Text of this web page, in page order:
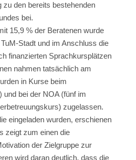
zu den bereits bestehenden
bei.
15,9 % der Beratenen wurde
Stadt und im Anschluss die
finanzierten Sprachkursplätzen
nahmen tatsächlich am
in Kurse beim
und bei der NOA (fünf im
zugelassen.
eingeladen wurden, erschienen
zeigt zum einen die
der Zielgruppe zur
wird daran deutlich, dass die